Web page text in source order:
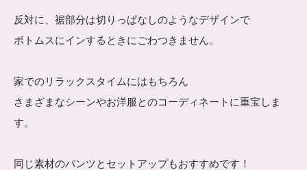
反対に、裾部分は切りっぱなしのようなデザインで
ボトムスにインするときにごわつきません。
家でのリラックスタイムにはもちろん
さまざまなシーンやお洋服とのコーディネートに重宝しま
す。
同じ素材のパンツとセットアップもおすすめです！